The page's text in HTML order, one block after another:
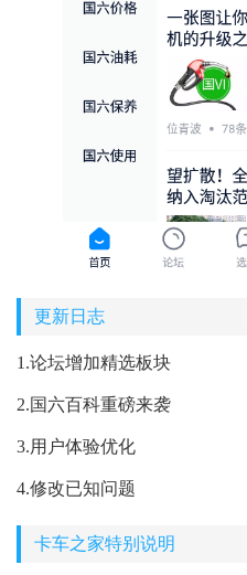
更新日志
1.论坛增加精选板块
2.国六百科重磅来袭
3.用户体验优化
4.修改已知问题
卡车之家特别说明